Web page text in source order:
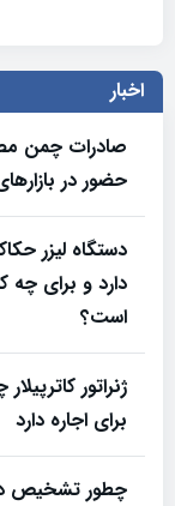
اخبار
صادرات چمن
حضور در
دستگاه لیزر
دارد و برای چه
است؟
ژنراتور
برای اجاره دارد
چطور تشخیص